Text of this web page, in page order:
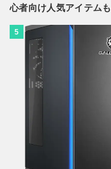
心者向け人気アイテムも
5